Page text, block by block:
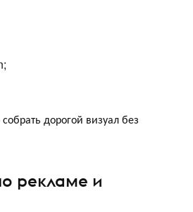
дорогой визуал без
рекламе и